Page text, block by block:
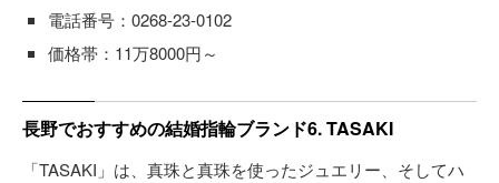
電話番号：0268‐23‐0102
価格帯：11万8000円～
長野でおすすめの結婚指輪ブランド6. TASAKI
「TASAKI」は、真珠と真珠を使ったジュエリー、そしてハ